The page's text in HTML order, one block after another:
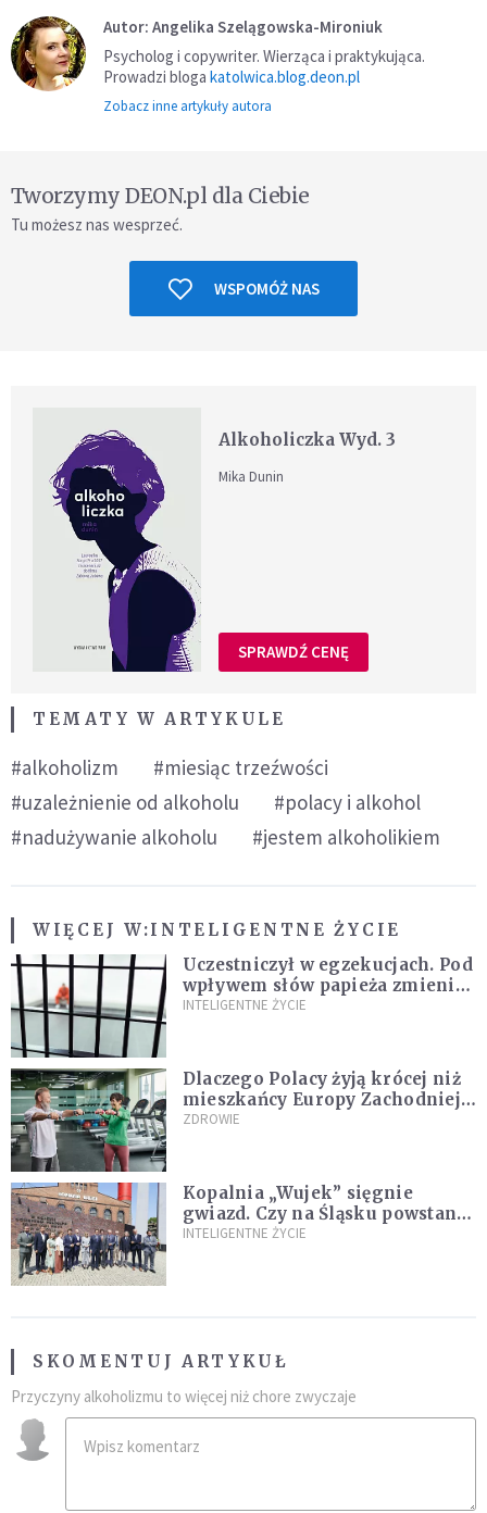
Autor: Angelika Szelągowska-Mironiuk
Psycholog i copywriter. Wierząca i praktykująca.
Prowadzi bloga katolwica.blog.deon.pl
Zobacz inne artykuły autora
Tworzymy DEON.pl dla Ciebie
Tu możesz nas wesprzeć.
WSPOMÓŻ NAS
Alkoholiczka Wyd. 3
Mika Dunin
SPRAWDŹ CENĘ
TEMATY W ARTYKULE
#alkoholizm
#miesiąc trzeźwości
#uzależnienie od alkoholu
#polacy i alkohol
#nadużywanie alkoholu
#jestem alkoholikiem
WIĘCEJ W:INTELIGENTNE ŻYCIE
Uczestniczył w egzekucjach. Pod
wpływem słów papieża zmienił
zdanie
INTELIGENTNE ŻYCIE
Dlaczego Polacy żyją krócej niż
mieszkańcy Europy Zachodniej?
Ekspertka wskazuje główne
ZDROWIE
Kopalnia „Wujek” sięgnie
gwiazd. Czy na Śląsku powstanie
„Dolina Krzemowa”?
INTELIGENTNE ŻYCIE
SKOMENTUJ ARTYKUŁ
Przyczyny alkoholizmu to więcej niż chore zwyczaje